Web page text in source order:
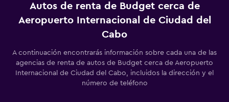
Autos de renta de Budget cerca de
Aeropuerto Internacional de Ciudad del
Cabo
A continuación encontrarás información sobre cada una de las
agencias de renta de autos de Budget cerca de Aeropuerto
Internacional de Ciudad del Cabo, incluidos la dirección y el
número de teléfono